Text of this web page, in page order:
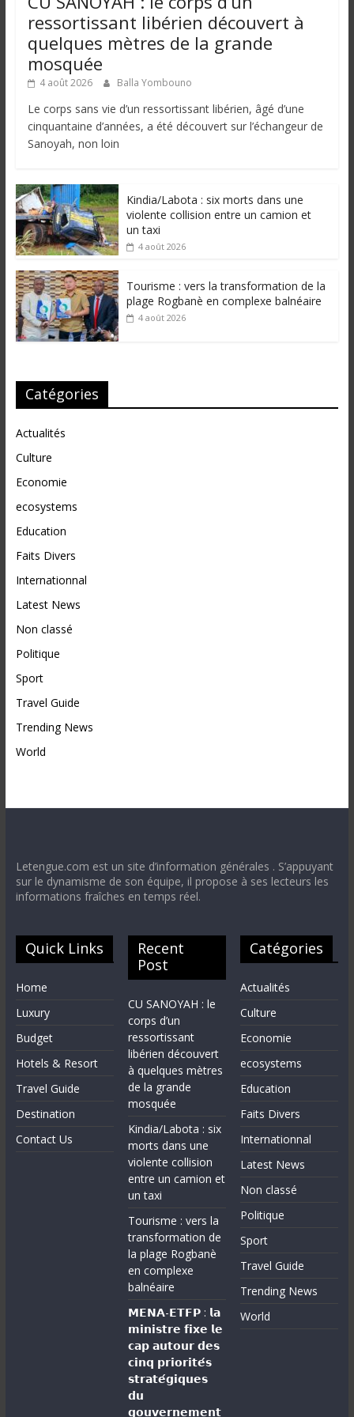
ressortissant libérien découvert à
quelques mètres de la grande
mosquée
4 août 2026 Balla Yombouno
Le corps sans vie d’un ressortissant libérien, âgé d’une
cinquantaine d’années, a été découvert sur l’échangeur de
Sanoyah, non loin
Kindia/Labota : six morts dans une
violente collision entre un camion et
un taxi
4 août 2026
Tourisme : vers la transformation de la
plage Rogbanè en complexe balnéaire
4 août 2026
Catégories
Actualités
Culture
Economie
ecosystems
Education
Faits Divers
Internationnal
Latest News
Non classé
Politique
Sport
Travel Guide
Trending News
World
Letengue.com est un site d’information générales . S’appuyant
sur le dynamisme de son équipe, il propose à ses lecteurs les
informations fraîches en temps réel.
Quick Links
Home
Luxury
Budget
Hotels & Resort
Travel Guide
Destination
Contact Us
Recent
Post
CU SANOYAH : le
corps d’un
ressortissant
libérien découvert
à quelques mètres
de la grande
mosquée
Kindia/Labota : six
morts dans une
violente collision
entre un camion et
un taxi
Tourisme : vers la
transformation de
la plage Rogbanè
en complexe
balnéaire
𝗠𝗘𝗡𝗔-𝗘𝗧𝗙𝗣 : 𝗹𝗮
𝗺𝗶𝗻𝗶𝘀𝘁𝗿𝗲 𝗳𝗶𝘅𝗲 𝗹𝗲
𝗰𝗮𝗽 𝗮𝘂𝘁𝗼𝘂𝗿 𝗱𝗲𝘀
𝗰𝗶𝗻𝗾 𝗽𝗿𝗶𝗼𝗿𝗶𝘁𝗲́𝘀
𝘀𝘁𝗿𝗮𝘁𝗲́𝗴𝗶𝗾𝘂𝗲𝘀
𝗱𝘂
𝗴𝗼𝘂𝘃𝗲𝗿𝗻𝗲𝗺𝗲𝗻𝘁
Catégories
Actualités
Culture
Economie
ecosystems
Education
Faits Divers
Internationnal
Latest News
Non classé
Politique
Sport
Travel Guide
Trending News
World